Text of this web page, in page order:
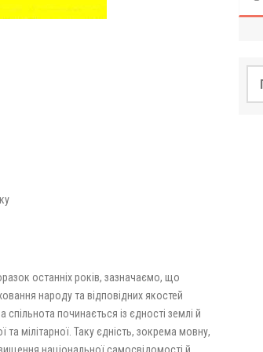
останніх років, зазначаємо, що
народу та відповідних якостей
починається із єдності землі й
та мілітарної. Таку єдність, зокрема мовну,